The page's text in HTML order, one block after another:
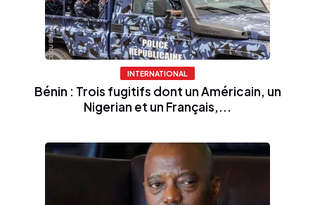
INTERNATIONAL
Bénin : Trois fugitifs dont un Américain, un
Nigerian et un Français,...